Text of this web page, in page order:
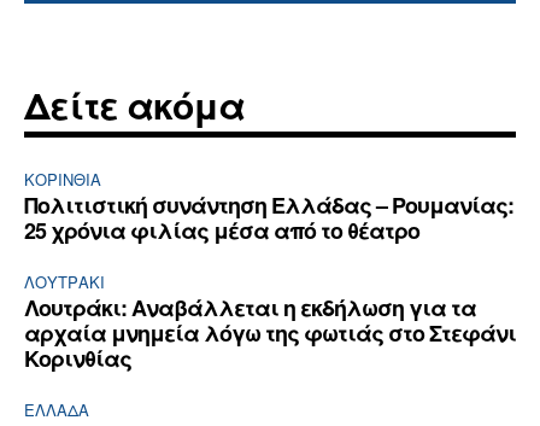
Δείτε ακόμα
ΚΟΡΙΝΘΊΑ
Πολιτιστική συνάντηση Ελλάδας – Ρουμανίας:
25 χρόνια φιλίας μέσα από το θέατρο
ΛΟΥΤΡΆΚΙ
Λουτράκι: Αναβάλλεται η εκδήλωση για τα
αρχαία μνημεία λόγω της φωτιάς στο Στεφάνι
Κορινθίας
ΕΛΛΆΔΑ